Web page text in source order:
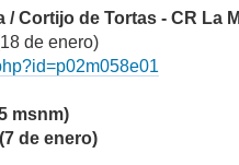
/ Cortijo de Tortas - CR La
de enero)
msnm)
de enero)